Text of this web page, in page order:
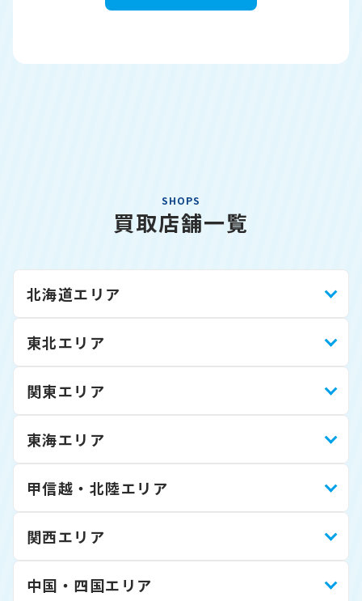
SHOPS
買取店舗一覧
北海道エリア
東北エリア
関東エリア
東海エリア
甲信越・北陸エリア
関西エリア
中国・四国エリア